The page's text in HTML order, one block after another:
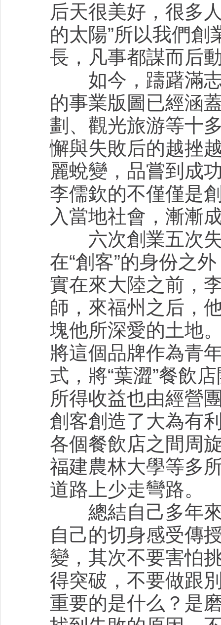
后天很美好，很多
的太陽”所以我們
長，凡事都謀而后
如今，躊躇滿志
的事業版圖已經涵
劃、觀光旅游等十
懈與失敗后的越挫
麗蛻變，品嘗到成
李儒欽的不僅僅是
入當地社會，漸漸
六次創業五次失
在“創客”的身份之
實在來大陸之前，
師，來福州之后，
塊他所深愛的土地
將這個品牌作為青
式，將“葉澀”餐飲
所得收益也由經營
創客創造了大為有
各個餐飲店之間周
福建農林大學等多
道路上少走彎路。
總結自己多年來
自己的切身感受傳
變，其次不要害怕
得突破，不要做跟
重要的是什么？是